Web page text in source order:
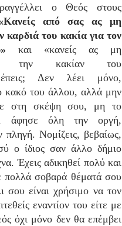
ο Θεός στους
από σας ας μη
καρδιά του κακία για τον
και «κανείς ας μη
την κακίαν του
Δεν λέει μόνο,
κακό του άλλου, αλλά μην
στη σκέψη σου, μη το
άφησε όλη την οργή,
πληγή. Νομίζεις, βεβαίως,
ο ίδιος σαν άλλο δήμιο
Έχεις αδικηθεί πολύ και
πολλά σοβαρά θέματά σου
σου είναι χρήσιμο να τον
εναντίον του είτε με
όχι μόνο δεν θα επέμβει